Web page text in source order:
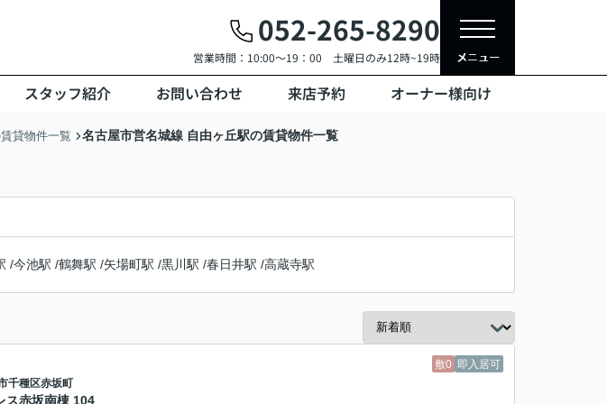
052-265-8290
営業時間：10:00～19：00 土曜日のみ12時~19時
スタッフ紹介 お問い合わせ 来店予約 オーナー様向け
貸物件一覧 名古屋市営名城線 自由ヶ丘駅の賃貸物件一覧
/今池駅 /鶴舞駅 /矢場町駅 /黒川駅 /春日井駅 /高蔵寺駅
敷0 即入居可
千種区赤坂町
ス赤坂南棟 104